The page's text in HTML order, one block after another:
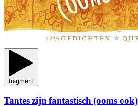
fragment
Tantes zijn fantastisch (ooms ook)